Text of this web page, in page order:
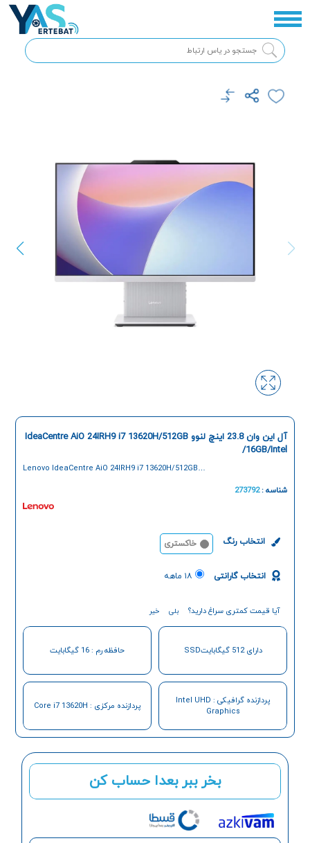
بخر ببر بعدا حساب کن
آل این وان 23.8 اینچ لنوو IdeaCentre AiO 24IRH9 i7 13620H/512GB
/16GB/Intel
Lenovo IdeaCentre AiO 24IRH9 i7 13620H/512GB
شناسه :273792
انتخاب رنگ خاکستری
انتخاب گارانتی ۱۸ ماهه
آیا قیمت کمتری سراغ دارید؟ بلی خیر
دارای 512 گیگابایتSSD حافظه رم : 16 گیگابایت
پردازنده گرافیکی : Intel UHD
Graphics
پردازنده مرکزی : Core i7 13620H